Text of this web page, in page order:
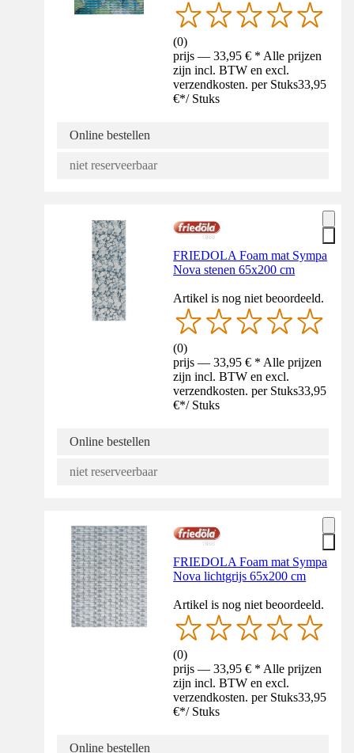
(0)
prijs — 33,95 € * Alle prijzen
zijn incl. BTW en excl.
verzendkosten. per Stuks33,95
€*/ Stuks
Online bestellen
niet reserveerbaar
FRIEDOLA Foam mat Sympa
Nova stenen 65x200 cm
Artikel is nog niet beoordeeld.
(0)
prijs — 33,95 € * Alle prijzen
zijn incl. BTW en excl.
verzendkosten. per Stuks33,95
€*/ Stuks
Online bestellen
niet reserveerbaar
FRIEDOLA Foam mat Sympa
Nova lichtgrijs 65x200 cm
Artikel is nog niet beoordeeld.
(0)
prijs — 33,95 € * Alle prijzen
zijn incl. BTW en excl.
verzendkosten. per Stuks33,95
€*/ Stuks
Online bestellen